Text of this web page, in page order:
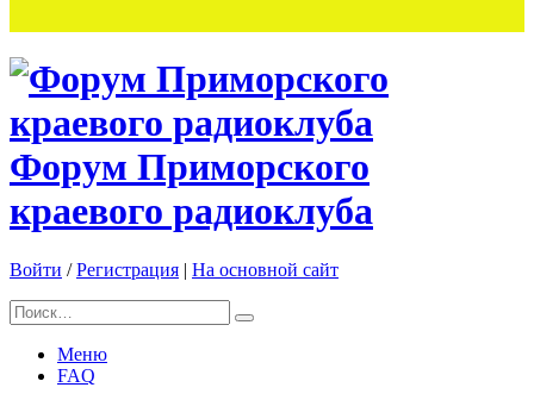
Форум Приморского
краевого радиоклуба
Войти /Регистрация | На основной сайт
Меню
FAQ